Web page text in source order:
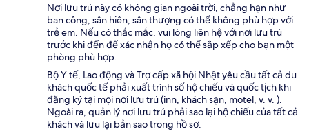
Nơi lưu trú này có không gian ngoài trời, chẳng hạn như
ban công, sân hiên, sân thượng có thể không phù hợp với
trẻ em. Nếu có thắc mắc, vui lòng liên hệ với nơi lưu trú
trước khi đến để xác nhận họ có thể sắp xếp cho bạn một
phòng phù hợp.
Bộ Y tế, Lao động và Trợ cấp xã hội Nhật yêu cầu tất cả du
khách quốc tế phải xuất trình số hộ chiếu và quốc tịch khi
đăng ký tại mọi nơi lưu trú (inn, khách sạn, motel, v. v. ).
Ngoài ra, quản lý nơi lưu trú phải sao lại hộ chiếu của tất cả
khách và lưu lại bản sao trong hồ sơ.